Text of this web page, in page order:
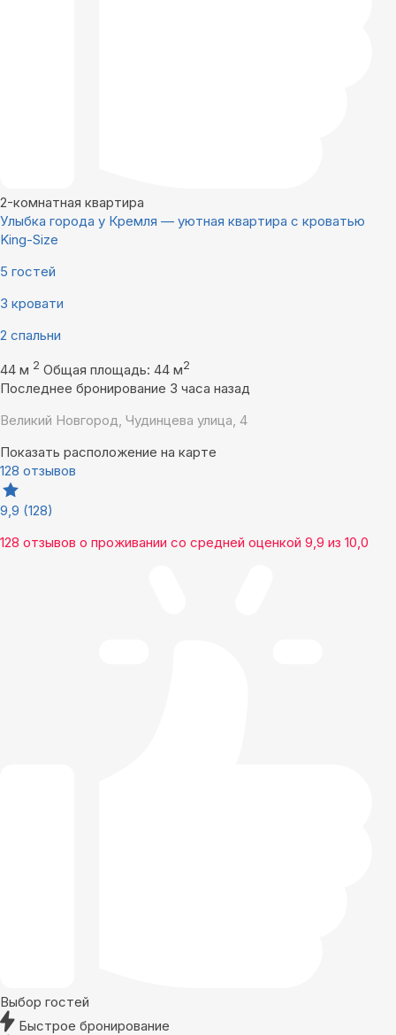
2-комнатная квартира
Улыбка города у Кремля — уютная квартира с кроватью
King-Size
5 гостей
3 кровати
2 спальни
44 м 2 Общая площадь: 44 м2
Последнее бронирование 3 часа назад
Великий Новгород, Чудинцева улица, 4
Показать расположение на карте
128 отзывов
9,9 (128)
128 отзывов о проживании со средней оценкой 9,9 из 10,0
Выбор гостей
Быстрое бронирование